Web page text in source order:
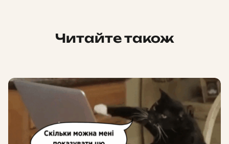
Читайте також